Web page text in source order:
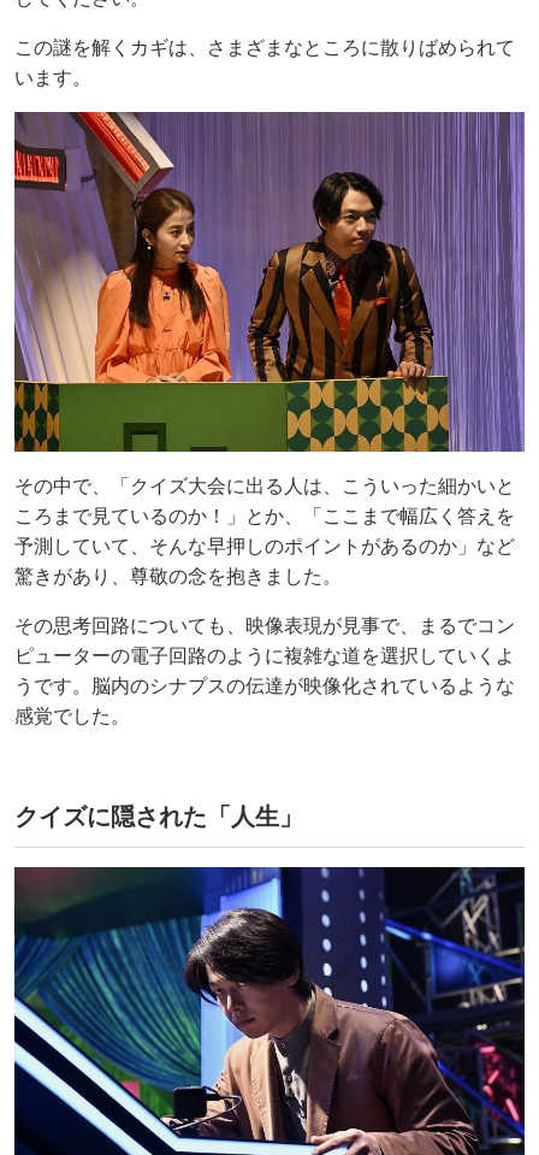
この謎を解くカギは、さまざまなところに散りばめられて
います。
その中で、「クイズ大会に出る人は、こういった細かいと
ころまで見ているのか！」とか、「ここまで幅広く答えを
予測していて、そんな早押しのポイントがあるのか」など
驚きがあり、尊敬の念を抱きました。
その思考回路についても、映像表現が見事で、まるでコン
ピューターの電子回路のように複雑な道を選択していくよ
うです。脳内のシナプスの伝達が映像化されているような
感覚でした。
クイズに隠された「人生」